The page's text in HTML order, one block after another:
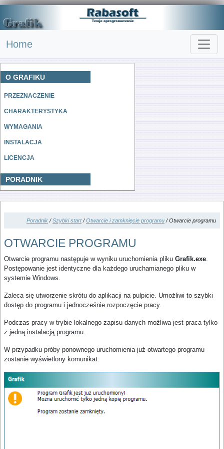
Home
O GRAFIKU
PRZEZNACZENIE
CHARAKTERYSTYKA
WYMAGANIA
INSTALACJA
LICENCJA
PORADNIK
Poradnik /Szybki start/Otwarcie i zamknięcie programu / Otwarcie programu
OTWARCIE PROGRAMU
Otwarcie programu następuje w wyniku uruchomienia pliku Grafik.exe
Postępowanie jest identyczne dla każdego uruchamianego pliku w
systemie Windows.
Zaleca się utworzenie skrótu do aplikacji na pulpicie. Umożliwi to szybki
dostęp do programu i jednocześnie rozpoczęcie pracy.
Podczas pracy w trybie lokalnego zapisu danych możliwa jest praca tylko
z jedną instalacją programu.
W przypadku próby ponownego uruchomienia już otwartego programu
zostanie wyświetlony komunikat: